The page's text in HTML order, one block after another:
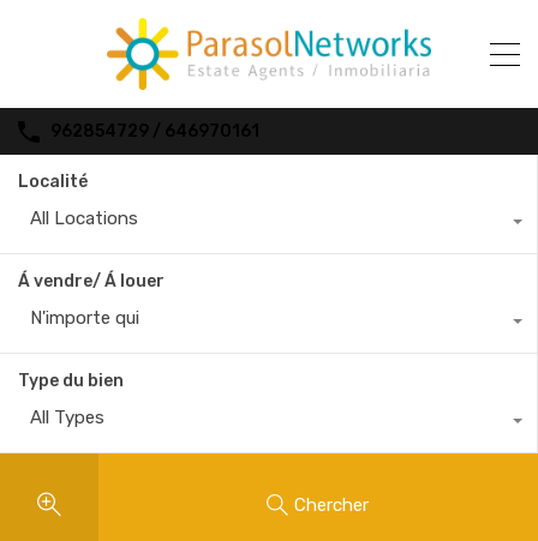
962854729 / 646970161
Localité
All Locations
Á vendre/ Á louer
N'importe qui
Type du bien
All Types
Chercher